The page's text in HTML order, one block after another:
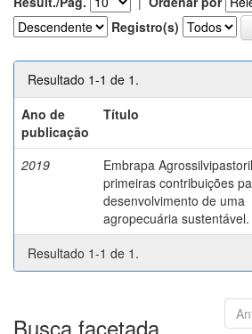
Registro(s)
Resultado 1-1 de 1.
Ano de
publicação
Título
2019
Embrapa
primeiras contribuições
desenvolvimento de uma
agropecuária sustentável.
Resultado 1-1 de 1.
Busca facetada